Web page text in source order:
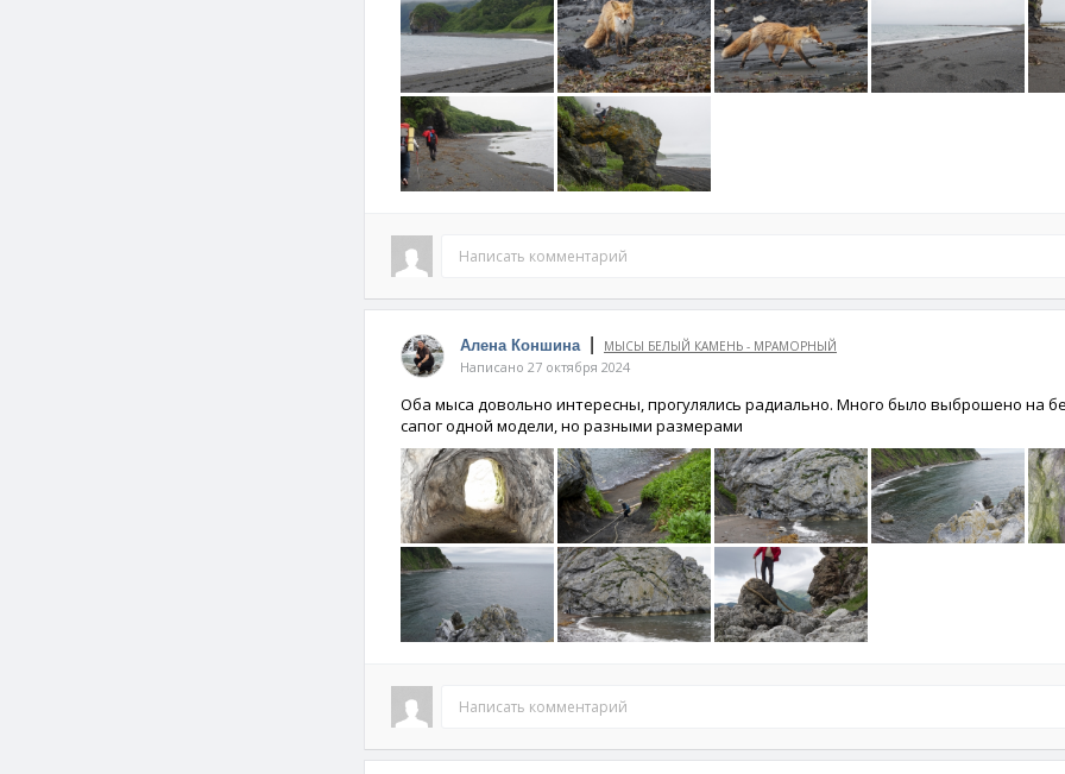
Написать комментарий
Алена Коншина МЫСЫ БЕЛЫЙ КАМЕНЬ - МРАМОРНЫЙ
Написано 27 октября 2024
Оба мыса довольно интересны, прогулялись радиально. Много было выброшено на
сапог одной модели, но разными размерами
Написать комментарий